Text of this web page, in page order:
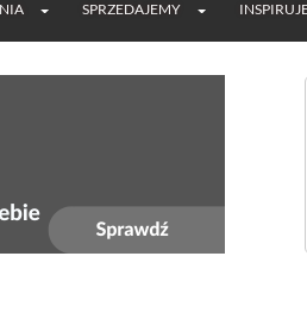
SPRZEDAJEMY